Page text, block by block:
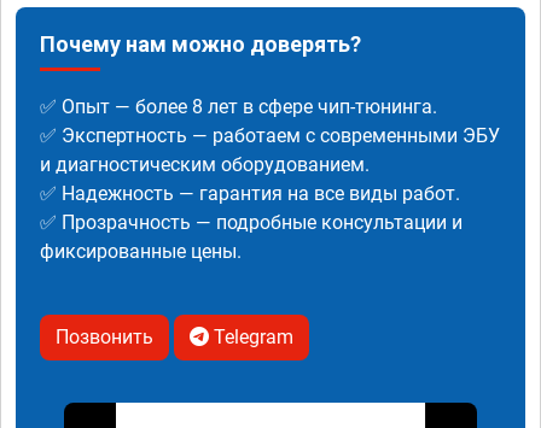
Почему нам можно доверять?
✅ Опыт — более 8 лет в сфере чип-тюнинга.
✅ Экспертность — работаем с современными ЭБУ
и диагностическим оборудованием.
✅ Надежность — гарантия на все виды работ.
✅ Прозрачность — подробные консультации и
фиксированные цены.
Позвонить Telegram